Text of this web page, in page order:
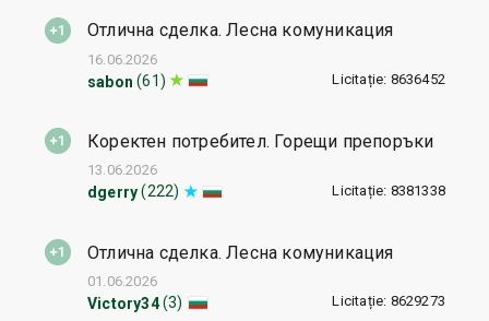
Отлична сделка. Лесна комуникация
sabon (61) Licitație: 8636452
16.06.2026
Коректен потребител. Горещи препоръки
dgerry (222) Licitație: 8381338
13.06.2026
Отлична сделка. Лесна комуникация
Victory34 (3) Licitație: 8629273
01.06.2026